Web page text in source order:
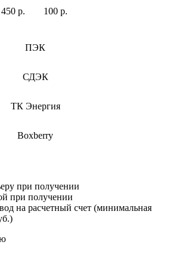
450 р. 100 р.
ПЭК
СДЭК
ТК Энергия
Boxberry
при получении
при получении
на расчетный счет (минимальная